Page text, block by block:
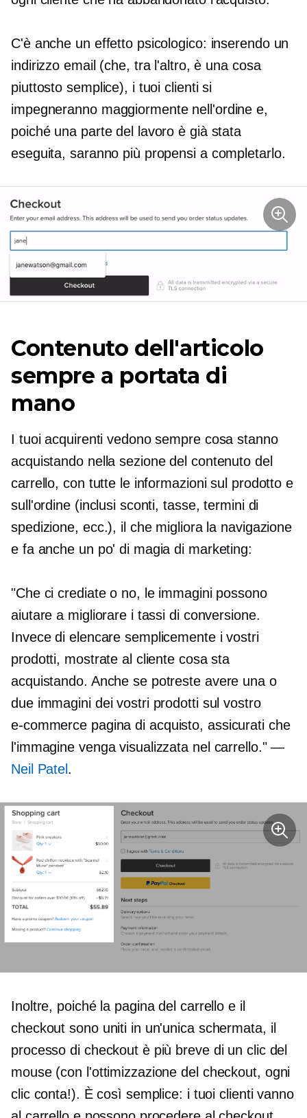
C'è anche un effetto psicologico: inserendo un
indirizzo email (che, tra l'altro, è una cosa
piuttosto semplice), i tuoi clienti si
impegneranno maggiormente nell'ordine e,
poiché una parte del lavoro è già stata
eseguita, saranno più propensi a completarlo.
Contenuto dell'articolo
sempre a portata di
mano
I tuoi acquirenti vedono sempre cosa stanno
acquistando nella sezione del contenuto del
carrello, con tutte le informazioni sul prodotto e
sull'ordine (inclusi sconti, tasse, termini di
spedizione, ecc.), il che migliora la navigazione
e fa anche un po' di magia di marketing:
"Che ci crediate o no, le immagini possono
aiutare a migliorare i tassi di conversione.
Invece di elencare semplicemente i vostri
prodotti, mostrate al cliente cosa sta
acquistando. Anche se potreste avere una o
due immagini dei vostri prodotti sul vostro
e-commerce pagina di acquisto, assicurati che
l'immagine venga visualizzata nel carrello." —
Neil Patel .
Inoltre, poiché la pagina del carrello e il
checkout sono uniti in un'unica schermata, il
processo di checkout è più breve di un clic del
mouse (con l'ottimizzazione del checkout, ogni
clic conta!). È così semplice: i tuoi clienti vanno